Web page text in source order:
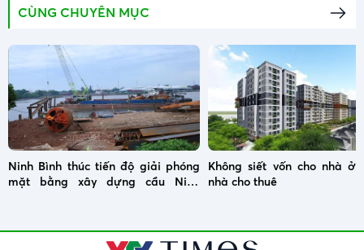
CÙNG CHUYÊN MỤC
Ninh Bình thúc tiến độ giải phóng
mặt bằng xây dựng cầu Ninh
Không siết vốn cho nhà ở
nhà cho thuê